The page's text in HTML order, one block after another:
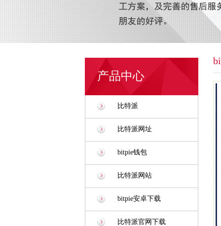
产品中心
比特派
比特派网址
bitpie钱包
比特派网站
bitpie安卓下载
比特派官网下载